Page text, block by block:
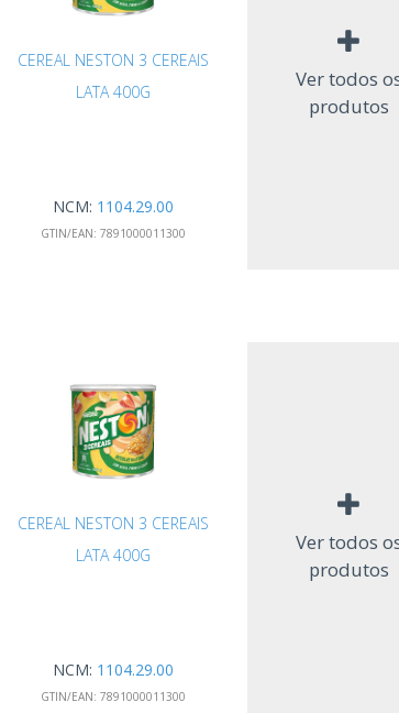
CEREAL NESTON 3 CEREAIS
LATA 400G
NCM: 1104.29.00
GTIN/EAN: 7891000011300
Ver todos
produtos
CEREAL NESTON 3 CEREAIS
LATA 400G
NCM: 1104.29.00
GTIN/EAN: 7891000011300
Ver todos
produtos